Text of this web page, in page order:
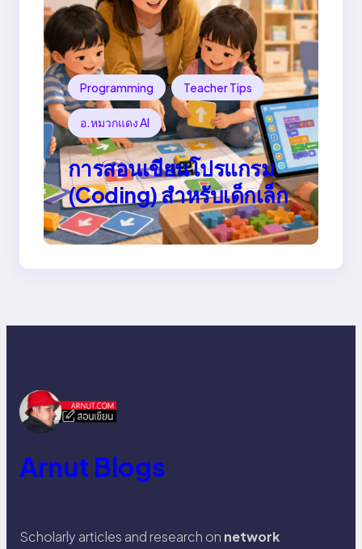
Programming Teacher Tips
อ.หมวกแดง AI
การสอนเขียนโปรแกรม
(Coding) สำหรับเด็กเล็ก
Arnut Blogs
Scholarly articles and research on network